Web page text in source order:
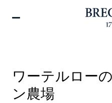
ワーテルロー
ン農場